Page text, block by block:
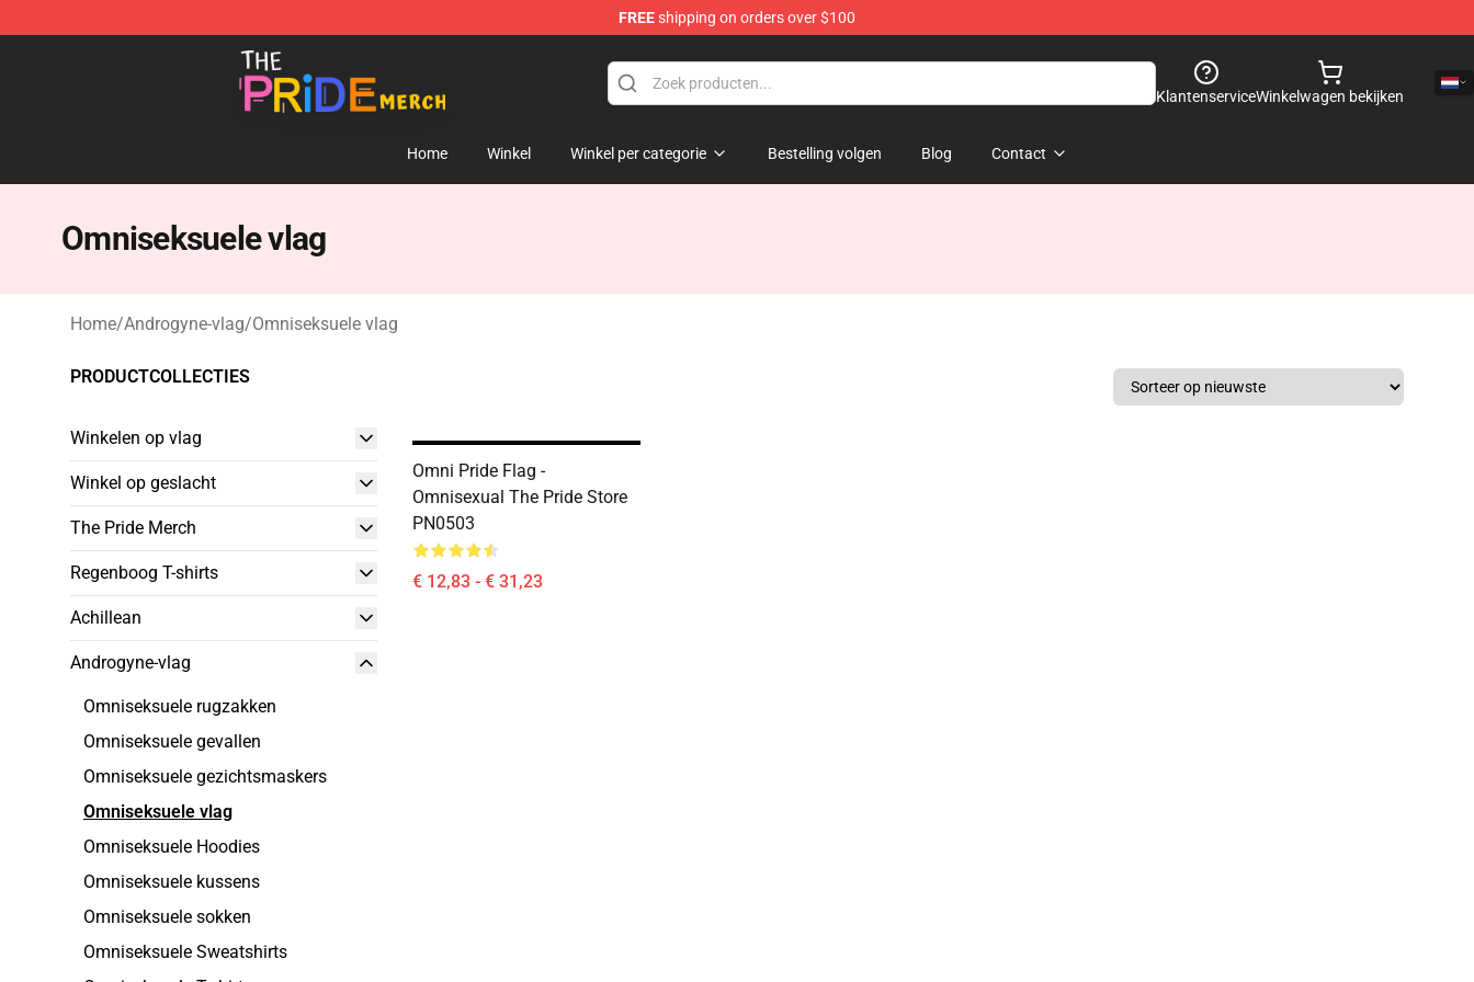
FREEshipping on orders over $100
The Pride Shop - Official The Pride Merchandise Store
KlantenserviceWinkelwagen bekijken
Home Winkel Winkel per categorie Bestelling volgen Blog Contact
Omniseksuele vlag
Home/Androgyne-vlag/Omniseksuele vlag
PRODUCTCOLLECTIES
Winkelen op vlag
Winkel op geslacht
The Pride Merch
Regenboog T-shirts
Achillean
Androgyne-vlag
Omniseksuele rugzakken
Omniseksuele gevallen
Omniseksuele gezichtsmaskers
Omniseksuele vlag
Omniseksuele Hoodies
Omniseksuele kussens
Omniseksuele sokken
Omniseksuele Sweatshirts
Omni Pride Flag -
Omnisexual The Pride Store
PN0503
€ 12,83 - € 31,23